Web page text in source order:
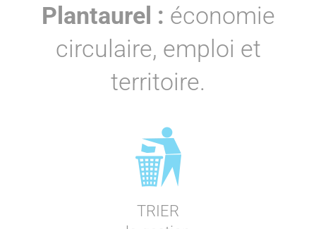
Plantaurel : économie
circulaire, emploi et
territoire.
TRIER